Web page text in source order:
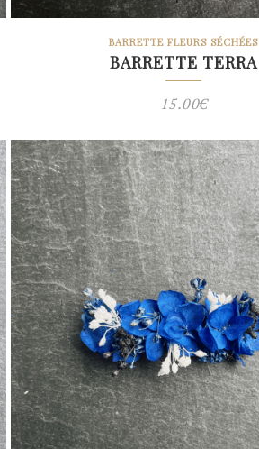
BARRETTE FLEURS SÉCHÉES
BARRETTE TERRA
15.00€